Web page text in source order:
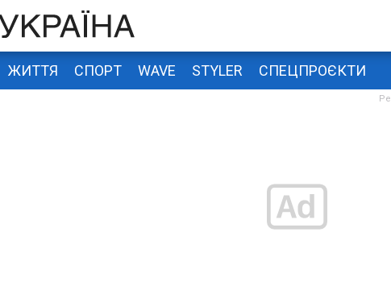
ЖИТТЯ СПОРТ WAVE STYLER СПЕЦПРОЄКТИ